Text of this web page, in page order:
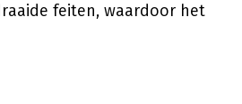
feiten, waardoor het